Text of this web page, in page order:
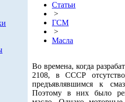
Статьи
>
ГСМ
>
Масла
Во времена, когда
2108, в СССР
предъявлявшимся к
Поэтому в них было